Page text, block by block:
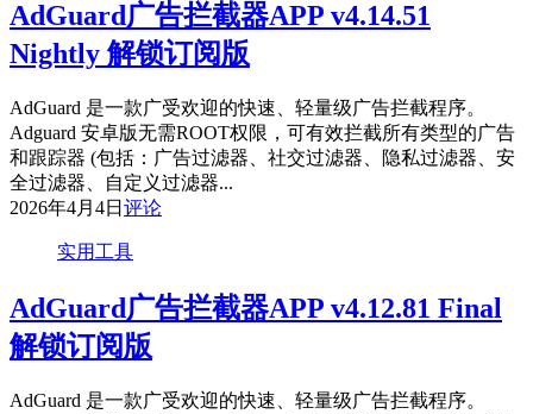
AdGuard广告拦截器APP v4.14.51
Nightly 解锁订阅版
AdGuard 是一款广受欢迎的快速、轻量级广告拦截程序。
Adguard 安卓版无需ROOT权限，可有效拦截所有类型的广告
和跟踪器 (包括：广告过滤器、社交过滤器、隐私过滤器、安
全过滤器、自定义过滤器...
2026年4月4日 评论
实用工具
AdGuard广告拦截器APP v4.12.81 Final
解锁订阅版
AdGuard 是一款广受欢迎的快速、轻量级广告拦截程序。